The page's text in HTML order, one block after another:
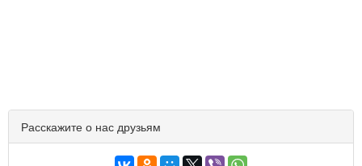
Расскажите о нас друзьям